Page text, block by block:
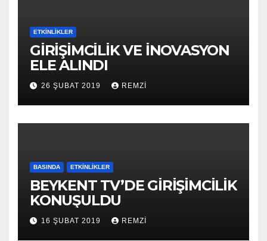
ETKINLIKLER
GİRİŞİMCİLİK VE İNOVASYON
ELE ALINDI
26 ŞUBAT 2019 REMZI
BASINDA ETKINLIKLER
BEYKENT TV’DE GİRİŞİMCİLİK
KONUŞULDU
16 ŞUBAT 2019 REMZI